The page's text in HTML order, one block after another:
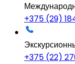
+375 (29)
+375 (22)